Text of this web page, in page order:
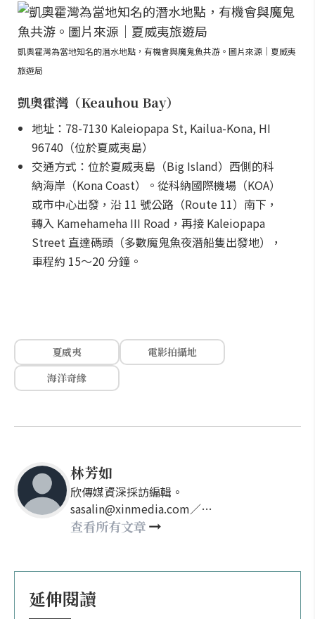
凱奧霍灣為當地知名的潛水地點，有機會與魔鬼魚共游。圖片來源｜夏威夷
旅遊局
凱奧霍灣（Keauhou Bay）
地址：78-7130 Kaleiopapa St, Kailua-Kona, HI
96740（位於夏威夷島）
交通方式：位於夏威夷島（Big Island）西側的科
納海岸（Kona Coast）。從科納國際機場（KOA）
或市中心出發，沿 11 號公路（Route 11）南下，
轉入 Kamehameha III Road，再接 Kaleiopapa
Street 直達碼頭（多數魔鬼魚夜潛船隻出發地），
車程約 15～20 分鐘。
夏威夷
電影拍攝地
海洋奇緣
林芳如
欣傳媒資深採訪編輯。
sasalin@xinmedia.com／
happy21917@gmail.com
查看所有文章
延伸閱讀